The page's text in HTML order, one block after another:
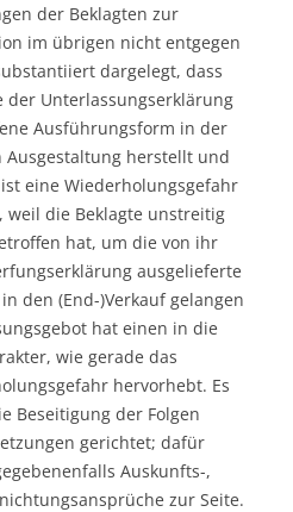
der Beklagten zur
im übrigen nicht entgegen
dargelegt, dass
der Unterlassungserklärung
Ausführungsform in der
Ausgestaltung herstellt und
eine Wiederholungsgefahr
weil die Beklagte unstreitig
hat, um die von ihr
ausgelieferte
den (End-)Verkauf gelangen
hat einen in die
wie gerade das
hervorhebt. Es
Beseitigung der Folgen
gerichtet; dafür
Auskunfts-,
zur Seite.